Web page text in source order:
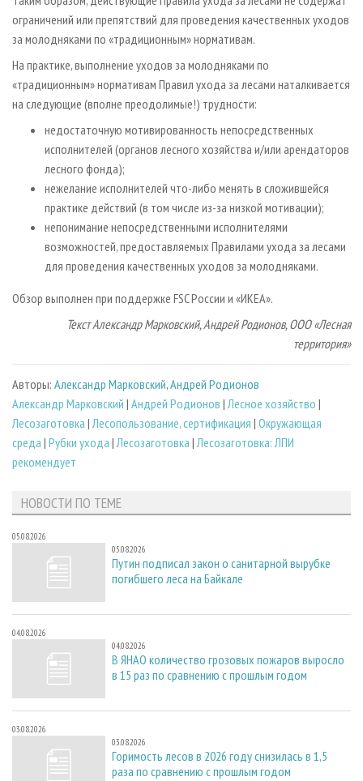
ограничений или препятствий для проведения качественных уходов
за молодняками по «традиционным» нормативам.
На практике, выполнение уходов за молодняками по
«традиционным» нормативам Правил ухода за лесами наталкивается
на следующие (вполне преодолимые!) трудности:
недостаточную мотивированность непосредственных
исполнителей (органов лесного хозяйства и/или арендаторов
лесного фонда);
нежелание исполнителей что-либо менять в сложившейся
практике действий (в том числе из-за низкой мотивации);
непонимание непосредственными исполнителями
возможностей, предоставляемых Правилами ухода за лесами
для проведения качественных уходов за молодняками.
Обзор выполнен при поддержке FSC России и «ИКЕА».
Текст Александр Марковский, Андрей Родионов, ООО «Лесная
территория»
Авторы: Александр Марковский,Андрей Родионов
Александр Марковский | Андрей Родионов |Лесное хозяйство |
Лесозаготовка |Лесопользование, сертификация | Окружающая
среда | Рубки ухода |Лесозаготовка |Лесозаготовка: ЛПИ
рекомендует
НОВОСТИ ПО ТЕМЕ
05.08.2026
05.08.2026
Путин подписал закон о санитарной вырубке
погибшего леса на Байкале
04.08.2026
04.08.2026
В ЯНАО количество грозовых пожаров выросло
в 15 раз по сравнению с прошлым годом
03.08.2026
03.08.2026
Горимость лесов в 2026 году снизилась в 1,5
раза по сравнению с прошлым годом